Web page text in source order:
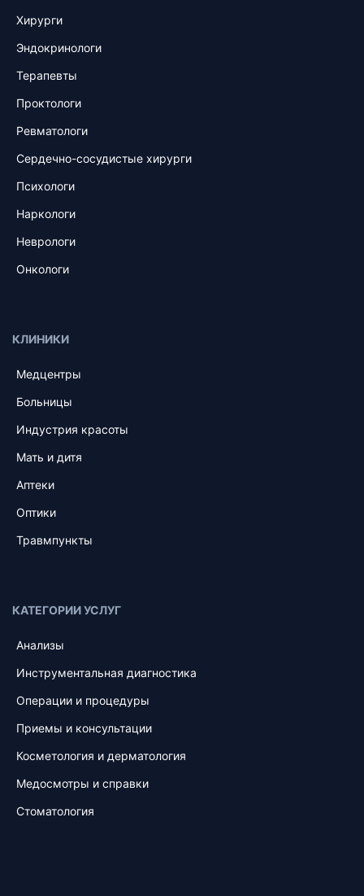
Хирурги
Эндокринологи
Терапевты
Проктологи
Ревматологи
Сердечно-сосудистые хирурги
Психологи
Наркологи
Неврологи
Онкологи
КЛИНИКИ
Медцентры
Больницы
Индустрия красоты
Мать и дитя
Аптеки
Оптики
Травмпункты
КАТЕГОРИИ УСЛУГ
Анализы
Инструментальная диагностика
Операции и процедуры
Приемы и консультации
Косметология и дерматология
Медосмотры и справки
Стоматология